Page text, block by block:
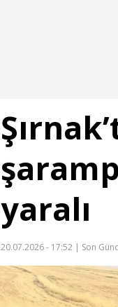
yaralı
20.07.2026 - 17:52 | Son